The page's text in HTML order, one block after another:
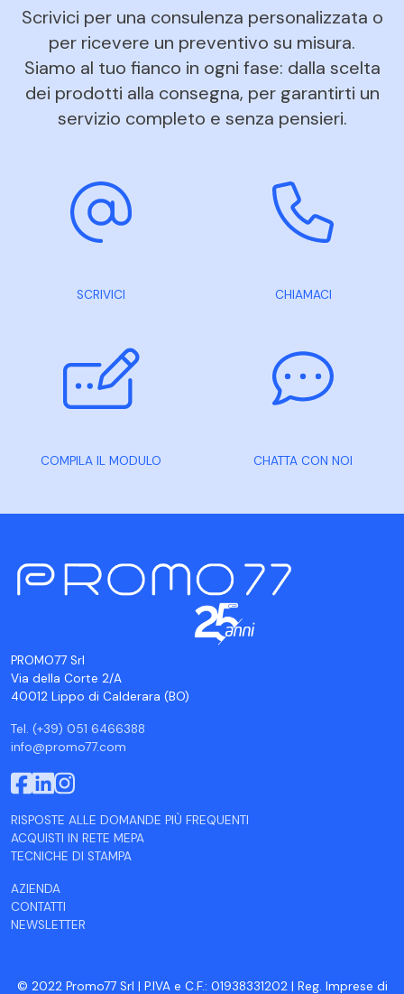
Scrivici per una consulenza personalizzata o
per ricevere un preventivo su misura.
Siamo al tuo fianco in ogni fase: dalla scelta
dei prodotti alla consegna, per garantirti un
servizio completo e senza pensieri.
SCRIVICI CHIAMACI
COMPILA IL MODULO CHATTA CON NOI
PROMO77 Srl
Via della Corte 2/A
40012 Lippo di Calderara (BO)
Tel. (+39) 051 6466388
info@promo77.com
RISPOSTE ALLE DOMANDE PIÙ FREQUENTI
ACQUISTI IN RETE MEPA
TECNICHE DI STAMPA
AZIENDA
CONTATTI
NEWSLETTER
© 2022 Promo77 Srl | P.IVA e C.F.: 01938331202 | Reg. Imprese di